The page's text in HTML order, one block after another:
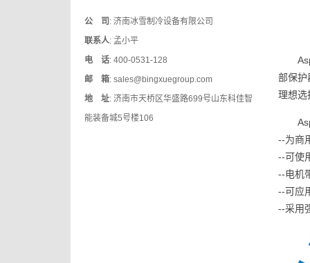
部保护
理想选
--为商
--可使
--电机
--可应
--采用
公 司 : 济南冰雪制冷设备有限公司
联系人: 孟小平
电 话: 400-0531-128
邮 箱: sales@bingxuegroup.com
地 址: 济南市天桥区华盛路699号山东科佳智
能装备城5号楼106